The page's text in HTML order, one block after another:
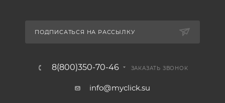
ПОДПИСАТЬСЯ НА РАССЫЛКУ
8(800)350-70-46 ЗАКАЗАТЬ ЗВОНОК
info@myclick.su